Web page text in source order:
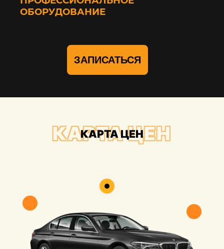
ОБОРУДОВАНИЕ
ЗАПИСАТЬСЯ
КАРТА ЦЕН
КАРТА ЦЕН